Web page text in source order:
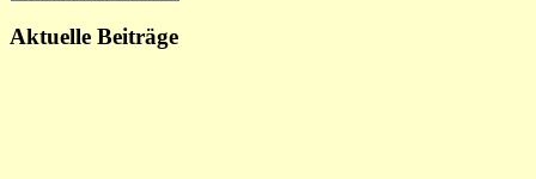
Aktuelle Beiträge